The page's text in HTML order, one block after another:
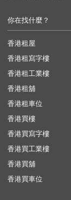
你在找什麼？
香港租屋
香港租寫字樓
香港租工業樓
香港租舖
香港租車位
香港買樓
香港買寫字樓
香港買工業樓
香港買舖
香港買車位